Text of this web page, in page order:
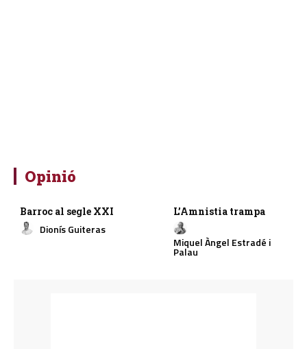
Opinió
Barroc al segle XXI
Dionís Guiteras
L’Amnistia trampa
Miquel Àngel Estradé i
Palau